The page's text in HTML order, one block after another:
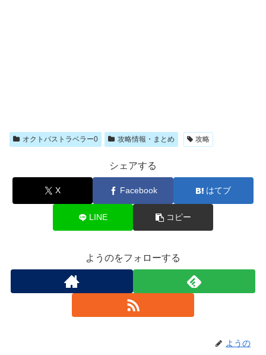
オクトパストラベラー0 攻略情報・まとめ 攻略
シェアする
X Facebook はてブ
LINE コピー
ようのをフォローする
ようの